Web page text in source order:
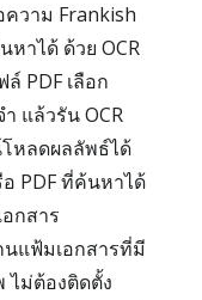
วาม Frankish
าได้ ด้วย OCR
PDF เลือก
แล้วรัน OCR
หลดผลลัพธ์ได้
PDF ที่ค้นหาได้
กสาร
แฟ้มเอกสารที่มี
ไม่ต้องติดตั้ง